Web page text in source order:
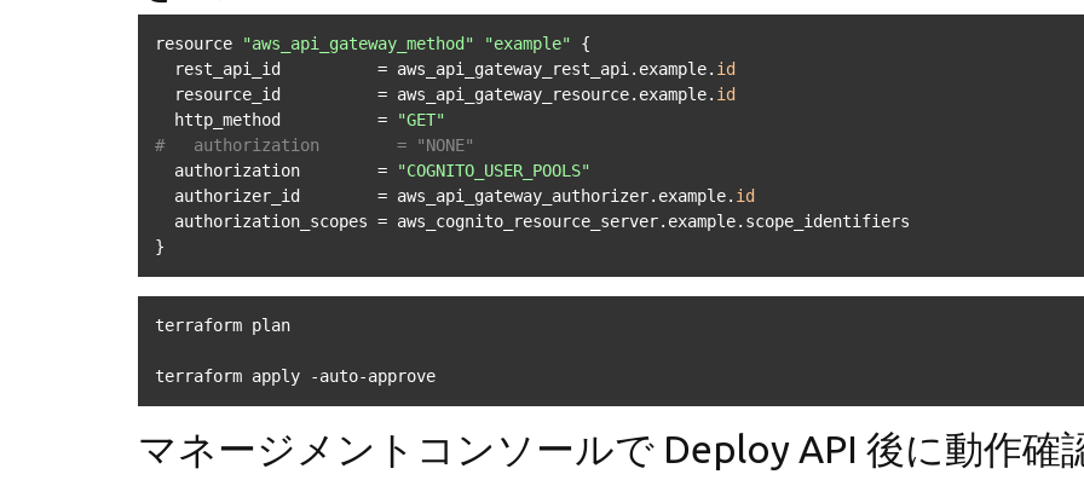
resource "aws_api_gateway_method" "example" {
  rest_api_id          = aws_api_gateway_rest_api.example.
id
  resource_id          = aws_api_gateway_resource.example.
id
  http_method          =
"GET"
#   authorization        = "NONE"
  authorization        =
"COGNITO_USER_POOLS"
  authorizer_id        = aws_api_gateway_authorizer.example.
id
}
terraform plan
terraform apply -auto-approve
マネージメントコンソールで Deploy API 後に動作確